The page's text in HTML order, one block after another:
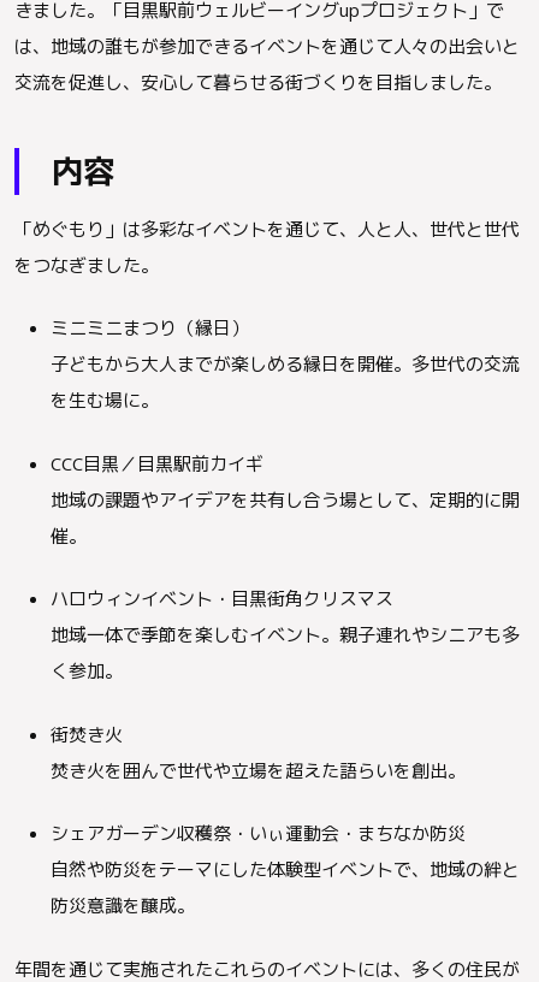
きました。「目黒駅前ウェルビーイングupプロジェクト」で
は、地域の誰もが参加できるイベントを通じて人々の出会いと
交流を促進し、安心して暮らせる街づくりを目指しました。
内容
「めぐもり」は多彩なイベントを通じて、人と人、世代と世代
をつなぎました。
ミニミニまつり（縁日）
子どもから大人までが楽しめる縁日を開催。多世代の交流
を生む場に。
CCC目黒／目黒駅前カイギ
地域の課題やアイデアを共有し合う場として、定期的に開
催。
ハロウィンイベント・目黒街角クリスマス
地域一体で季節を楽しむイベント。親子連れやシニアも多
く参加。
街焚き火
焚き火を囲んで世代や立場を超えた語らいを創出。
シェアガーデン収穫祭・いぃ運動会・まちなか防災
自然や防災をテーマにした体験型イベントで、地域の絆と
防災意識を醸成。
年間を通じて実施されたこれらのイベントには、多くの住民が